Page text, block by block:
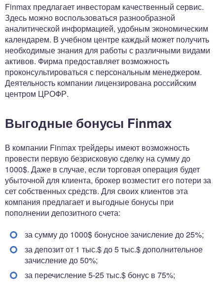
Finmax предлагает инвесторам качественный сервис.
Здесь можно воспользоваться разнообразной
аналитической информацией, удобным экономическим
календарем. В учебном центре каждый может получить
необходимые знания для работы с различными видами
активов. Фирма предоставляет возможность
проконсультироваться с персональным менеджером.
Деятельность компании лицензирована российским
центром ЦРОФР.
Выгодные бонусы Finmax
В компании Finmax трейдеры имеют возможность
провести первую безрисковую сделку на сумму до
1000$. Даже в случае, если торговая операция будет
убыточной для клиента, брокер возместит его потери за
сет собственных средств. Для своих клиентов эта
компания предлагает и выгодные бонусы при
пополнении депозитного счета:
за сумму до 1000$ бонусное зачисление до 25%;
за депозит от 1 тыс.$ до 5 тыс.$ дополнительное
зачисление до 50%;
за перечисление 5-25 тыс.$ бонус в 75%;